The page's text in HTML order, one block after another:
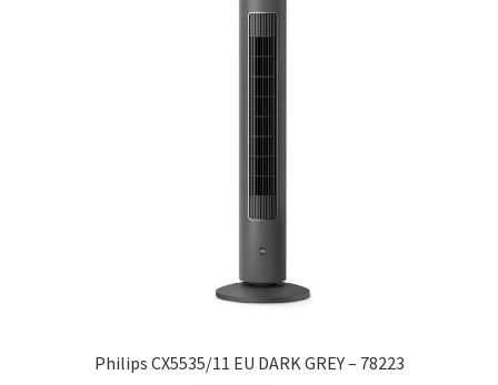
Philips CX5535/11 EU DARK GREY – 78223